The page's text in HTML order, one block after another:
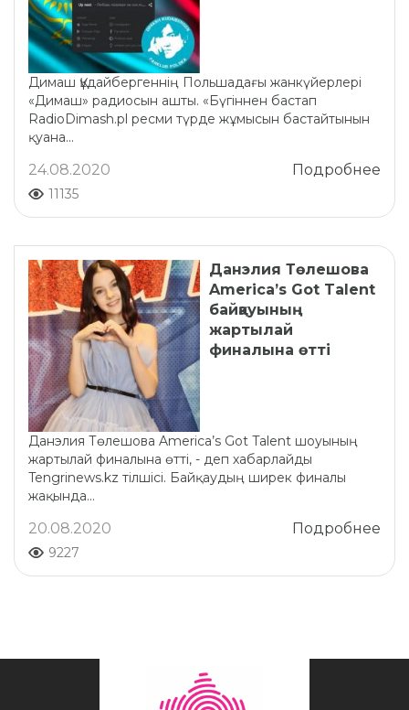
Димаш Құдайбергеннің Польшадағы жанкүйерлері
«Димаш» радиосын ашты. «Бүгіннен бастап
RadioDimash.pl ресми түрде жұмысын бастайтынын
қуана...
Подробнее
24.08.2020
11135
Данэлия Төлешова
America’s Got Talent
байқауының
жартылай
финалына өтті
Данэлия Төлешова America’s Got Talent шоуының
жартылай финалына өтті, - деп хабарлайды
Tengrinews.kz тілшісі. Байқаудың ширек финалы
жақында...
Подробнее
20.08.2020
9227